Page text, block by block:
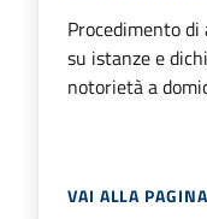
Procedimento
su istanze e
notorietà a
VAI ALLA PAGINA